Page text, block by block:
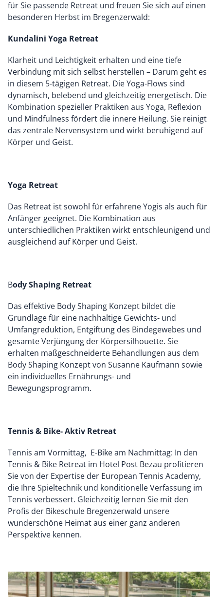
für Sie passende Retreat und freuen Sie sich auf einen
besonderen Herbst im Bregenzerwald:
Kundalini Yoga Retreat
Klarheit und Leichtigkeit erhalten und eine tiefe
Verbindung mit sich selbst herstellen – Darum geht es
in diesem 5-tägigen Retreat. Die Yoga-Flows sind
dynamisch, belebend und gleichzeitig energetisch. Die
Kombination spezieller Praktiken aus Yoga, Reflexion
und Mindfulness fördert die innere Heilung. Sie reinigt
das zentrale Nervensystem und wirkt beruhigend auf
Körper und Geist.
Yoga Retreat
Das Retreat ist sowohl für erfahrene Yogis als auch für
Anfänger geeignet. Die Kombination aus
unterschiedlichen Praktiken wirkt entschleunigend und
ausgleichend auf Körper und Geist.
Body Shaping Retreat
Das effektive Body Shaping Konzept bildet die
Grundlage für eine nachhaltige Gewichts- und
Umfangreduktion, Entgiftung des Bindegewebes und
gesamte Verjüngung der Körpersilhouette. Sie
erhalten maßgeschneiderte Behandlungen aus dem
Body Shaping Konzept von Susanne Kaufmann sowie
ein individuelles Ernährungs- und
Bewegungsprogramm.
Tennis & Bike- Aktiv Retreat
Tennis am Vormittag, E-Bike am Nachmittag: In den
Tennis & Bike Retreat im Hotel Post Bezau profitieren
Sie von der Expertise der European Tennis Academy,
die Ihre Spieltechnik und konditionelle Verfassung im
Tennis verbessert. Gleichzeitig lernen Sie mit den
Profis der Bikeschule Bregenzerwald unsere
wunderschöne Heimat aus einer ganz anderen
Perspektive kennen.